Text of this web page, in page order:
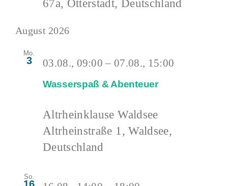
67a, Otterstadt, Deutschland
August 2026
Mo.
3
Wasserspaß & Abenteuer
03.08., 09:00 –07.08., 15:00
Altrheinklause Waldsee
Altrheinstraße 1, Waldsee,
Deutschland
So.